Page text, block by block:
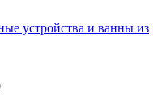
устройства и ванны из